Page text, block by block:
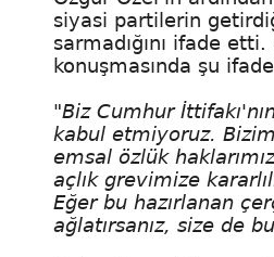
siyasi partilerin
sarmadığını ifade
konuşmasında şu
"Biz Cumhur
kabul etmiyoruz.
emsal özlük
açlık grevimize
Eğer bu hazırlanan
ağlatırsanız, size de